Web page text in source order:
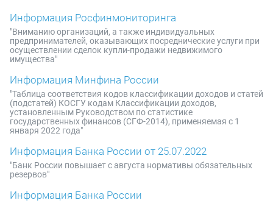
Информация Росфинмониторинга
"Вниманию организаций, а также индивидуальных
предпринимателей, оказывающих посреднические услуги при
осуществлении сделок купли-продажи недвижимого
имущества"
Информация Минфина России
"Таблица соответствия кодов классификации доходов и статей
(подстатей) КОСГУ кодам Классификации доходов,
установленным Руководством по статистике
государственных финансов (СГФ-2014), применяемая с 1
января 2022 года"
Информация Банка России от 25.07.2022
"Банк России повышает с августа нормативы обязательных
резервов"
Информация Банка России